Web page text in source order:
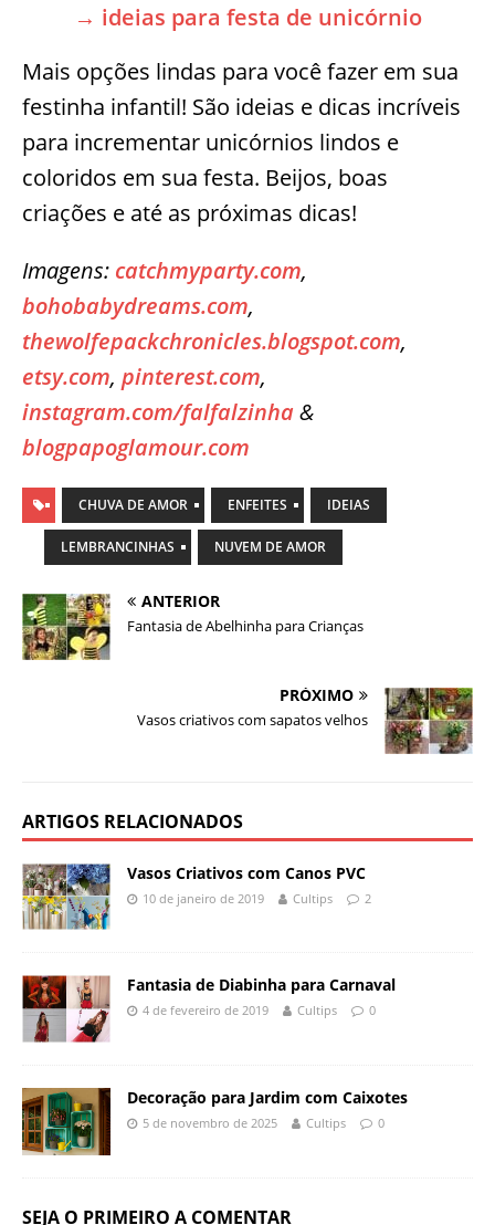
→ ideias para festa de unicórnio
Mais opções lindas para você fazer em sua
festinha infantil! São ideias e dicas incríveis
para incrementar unicórnios lindos e
coloridos em sua festa. Beijos, boas
criações e até as próximas dicas!
Imagens: catchmyparty.com,
bohobabydreams.com,
thewolfepackchronicles.blogspot.com,
etsy.com, pinterest.com,
instagram.com/falfalzinha &
blogpapoglamour.com
CHUVA DE AMOR ENFEITES IDEIAS
LEMBRANCINHAS NUVEM DE AMOR
ANTERIOR
Fantasia de Abelhinha para Crianças
PRÓXIMO
Vasos criativos com sapatos velhos
ARTIGOS RELACIONADOS
Vasos Criativos com Canos PVC
10 de janeiro de 2019 Cultips 2
Fantasia de Diabinha para Carnaval
4 de fevereiro de 2019 Cultips 0
Decoração para Jardim com Caixotes
5 de novembro de 2025 Cultips 0
SEJA O PRIMEIRO A COMENTAR